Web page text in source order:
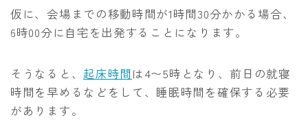
仮に、会場までの移動時間が1時間30分かかる場合、
6時00分に自宅を出発することになります。
そうなると、起床時間 は4〜5時となり、前日の就寝
時間を早めるなどをして、睡眠時間を確保する必要
があります。